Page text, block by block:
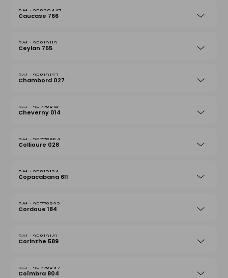
25820447
Caucase 766
25810110
Ceylan 755
25810127
Chambord 027
25778816
Cheverny 014
25778854
Collioure 028
25810134
Copacabana 611
25778823
Cordoue 184
25810141
Corinthe 589
25778847
Coïmbra 804